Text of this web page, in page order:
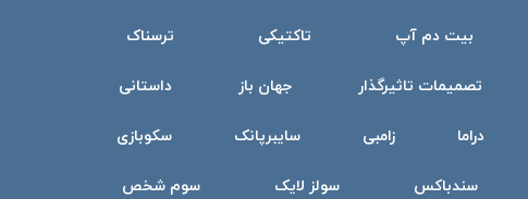
بیت دم آپ تاکتیکی ترسناک
تصمیمات تاثیرگذار جهان باز داستانی
دراما زامبی سایبرپانک سکوبازی
سندباکس سولز لایک سوم شخص